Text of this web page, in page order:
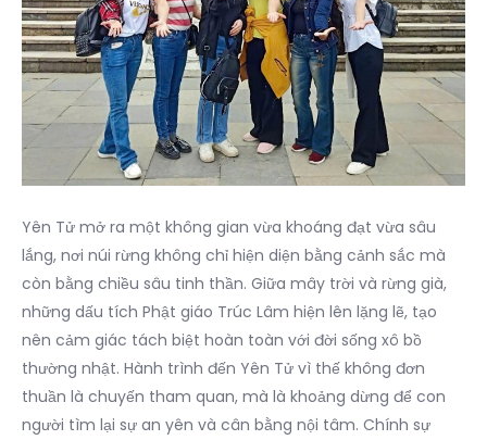
Yên Tử mở ra một không gian vừa khoáng đạt vừa sâu
lắng, nơi núi rừng không chỉ hiện diện bằng cảnh sắc mà
còn bằng chiều sâu tinh thần. Giữa mây trời và rừng già,
những dấu tích Phật giáo Trúc Lâm hiện lên lặng lẽ, tạo
nên cảm giác tách biệt hoàn toàn với đời sống xô bồ
thường nhật. Hành trình đến Yên Tử vì thế không đơn
thuần là chuyến tham quan, mà là khoảng dừng để con
người tìm lại sự an yên và cân bằng nội tâm. Chính sự